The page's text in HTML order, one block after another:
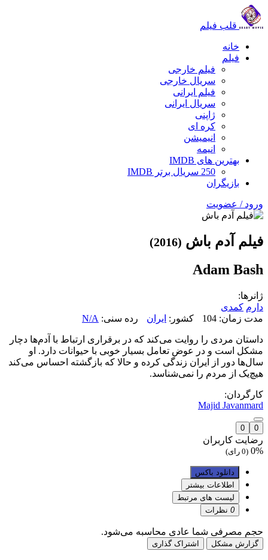
قلب فیلم
خانه
فیلم
فیلم خارجی
سریال خارجی
فیلم ایرانی
سریال ایرانی
ژاپنی
کره ای
انیمیشن
انیمه
بهترین های IMDB
250 سریال برتر IMDB
بازیگران
ورود / عضویت
فیلم آدم باش (2016)
Adam Bash
ژانرها:
دارم کمدی
مدت زمان: 104
کشور: ایران رده سنی: N/A
داستان مردی را روایت می‌کند که در برقراری ارتباط با آدم‌ها دچار
مشکل است و در عوض تعامل بسیار خوبی با حیوانات دارد. او
سال‌ها دور از ایران زندگی کرده و حالا که بازگشته احساس می‌کند
هیچ‌یک از مردم را نمی‌شناسد.
کارگردان:
Majid Javanmard
0
0
رضایت کاربران
0% (0 رای)
دانلود باکس
اطلاعات بیشتر
لیست های مرتبط
0 نظرات
حجم مصرفی شما عادی محاسبه می‌شود.
گزارش مشکل اشتراک گذاری